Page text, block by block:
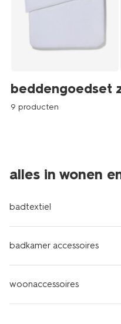
beddengoedset
9 producten
alles in wonen
badtextiel
badkamer accessoires
woonaccessoires